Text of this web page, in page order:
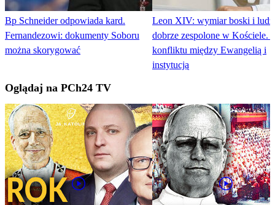
Bp Schneider odpowiada kard.
Fernandezowi: dokumenty Soboru
można skorygować
Leon XIV: wymiar boski i
dobrze zespolone w Kościele.
konfliktu między Ewangelią i
instytucją
Oglądaj na PCh24 TV